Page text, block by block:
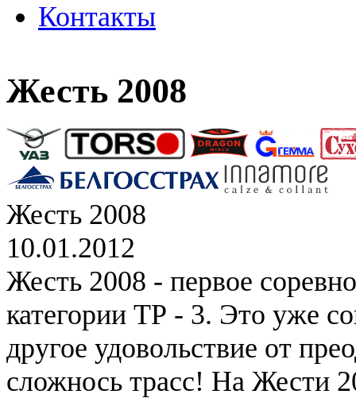
Контакты
Жесть 2008
Жесть 2008
10.01.2012
Жесть 2008 - первое
категории ТР - 3. Это уже
другое удовольствие от
сложнось трасс! На Жести